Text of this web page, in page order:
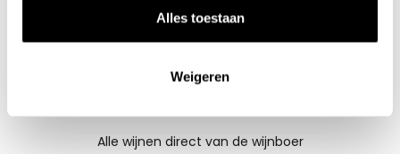
Alles toestaan
Weigeren
Nieuws & inspiratie in Vineé Vineuse
Alle wijnen direct van de wijnboer